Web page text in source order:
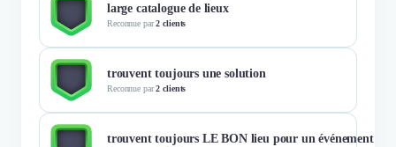
large catalogue de lieux
Reconnue par2 clients
trouvent toujours une solution
Reconnue par2 clients
trouvent toujours LE BON lieu pour un événement